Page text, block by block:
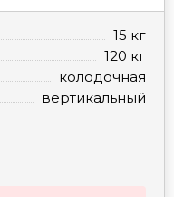
15 кг
120 кг
колодочная
вертикальный